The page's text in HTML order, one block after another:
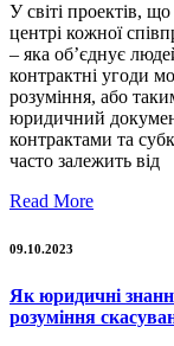
У світі проектів,
центрі кожної
– яка об’єднує
контрактні угоди
розуміння, або
юридичний
контрактами та
часто залежить від
Read More
09.10.2023
Як юридичні
розуміння